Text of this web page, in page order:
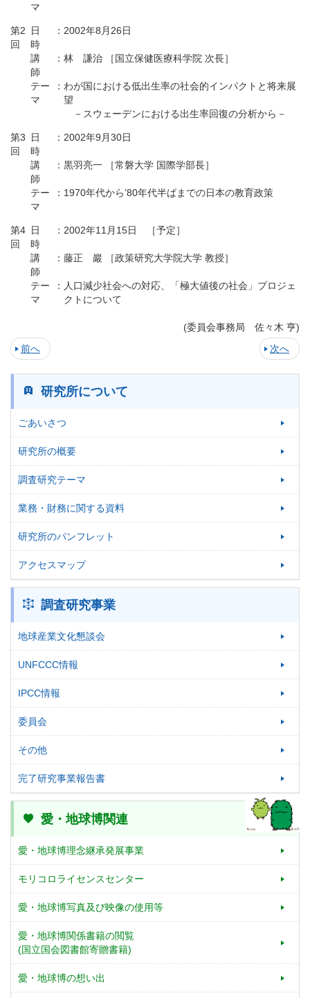
マ
第2
回
日
時
： 2002年8月26日
講
師
： 林 謙治 ［国立保健医療科学院 次長］
テー
マ
： わが国における低出生率の社会的インパクトと将来展
望
－スウェーデンにおける出生率回復の分析から－
第3
回
日
時
： 2002年9月30日
講
師
： 黒羽亮一 ［常磐大学 国際学部長］
テー
マ
： 1970年代から’80年代半ばまでの日本の教育政策
第4
回
日
時
： 2002年11月15日 ［予定］
講
師
： 藤正 巖 ［政策研究大学院大学 教授］
テー
マ
： 人口減少社会への対応、「極大値後の社会」プロジェ
クトについて
(委員会事務局 佐々木 亨)
前へ
次へ
研究所について
ごあいさつ
研究所の概要
調査研究テーマ
業務・財務に関する資料
研究所のパンフレット
アクセスマップ
調査研究事業
地球産業文化懇談会
UNFCCC情報
IPCC情報
委員会
その他
完了研究事業報告書
愛・地球博関連
愛・地球博理念継承発展事業
モリコロライセンスセンター
愛・地球博写真及び映像の使用等
愛・地球博関係書籍の閲覧
(国立国会図書館寄贈書籍)
愛・地球博の想い出